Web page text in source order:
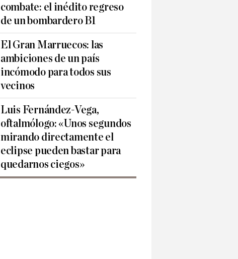
combate: el inédito regreso
de un bombardero B1
El Gran Marruecos: las
ambiciones de un país
incómodo para todos sus
vecinos
Luis Fernández-Vega,
oftalmólogo: «Unos segundos
mirando directamente el
eclipse pueden bastar para
quedarnos ciegos»